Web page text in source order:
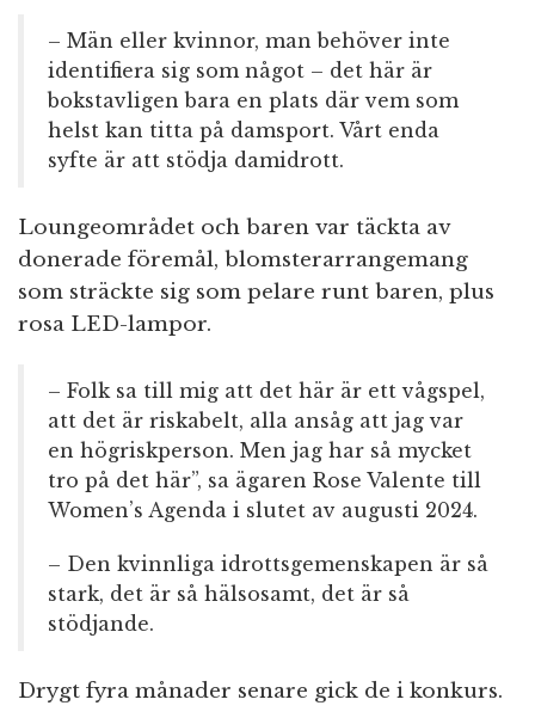
– Män eller kvinnor, man behöver inte
identifiera sig som något – det här är
bokstavligen bara en plats där vem som
helst kan titta på damsport. Vårt enda
syfte är att stödja damidrott.
Loungeområdet och baren var täckta av
donerade föremål, blomsterarrangemang
som sträckte sig som pelare runt baren, plus
rosa LED-lampor.
– Folk sa till mig att det här är ett vågspel,
att det är riskabelt, alla ansåg att jag var
en högriskperson. Men jag har så mycket
tro på det här”, sa ägaren Rose Valente till
Women’s Agenda i slutet av augusti 2024.
– Den kvinnliga idrottsgemenskapen är så
stark, det är så hälsosamt, det är så
stödjande.
Drygt fyra månader senare gick de i konkurs.